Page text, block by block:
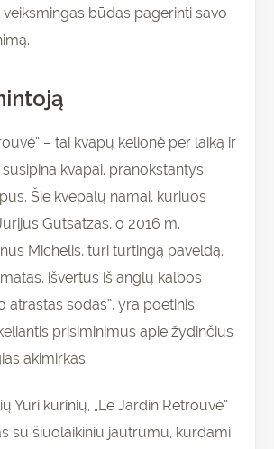
būdas pagerinti savo
– tai kvapų kelionė per laiką ir
kvapai, pranokstantys
Šie kvepalų namai, kuriuos
Gutsatzas, o 2016 m.
Michelis, turi turtingą paveldą.
išvertus iš anglų kalbos
atrastas sodas”, yra poetinis
prisiminimus apie žydinčius
akimirkas.
Yuri kūrinių, „Le Jardin Retrouvé”
su šiuolaikiniu jautrumu, kurdami